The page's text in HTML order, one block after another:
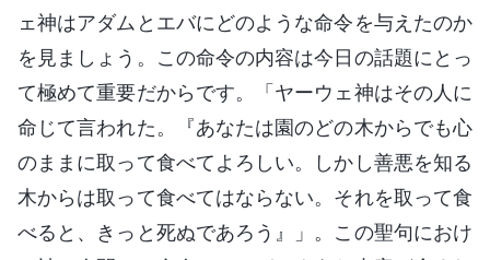
ェ神はアダムとエバにどのような命令を与えたのか
を見ましょう。この命令の内容は今日の話題にとっ
て極めて重要だからです。「ヤーウェ神はその人に
命じて言われた。『あなたは園のどの木からでも心
のままに取って食べてよろしい。しかし善悪を知る
木からは取って食べてはならない。それを取って食
べると、きっと死ぬであろう』」。この聖句におけ